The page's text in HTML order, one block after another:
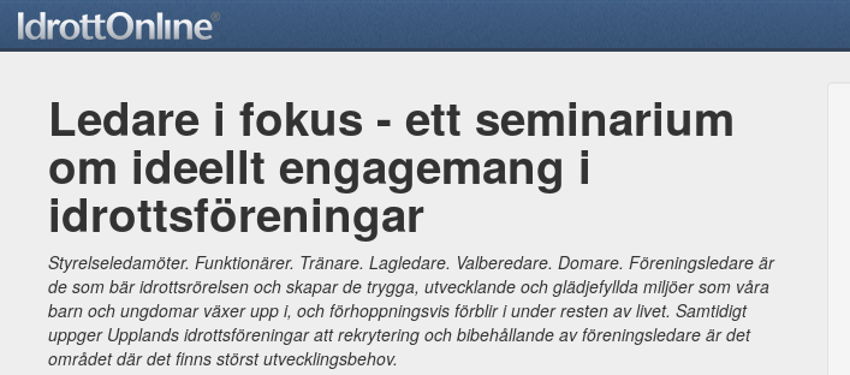
Ledare i fokus - ett seminarium
om ideellt engagemang i
idrottsföreningar
Styrelseledamöter. Funktionärer. Tränare. Lagledare. Valberedare. Domare. Föreningsledare är
de som bär idrottsrörelsen och skapar de trygga, utvecklande och glädjefyllda miljöer som våra
barn och ungdomar växer upp i, och förhoppningsvis förblir i under resten av livet. Samtidigt
uppger Upplands idrottsföreningar att rekrytering och bibehållande av föreningsledare är det
området där det finns störst utvecklingsbehov.